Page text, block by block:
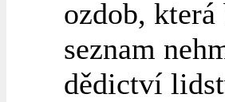
ozdob, která
seznam
dědictví